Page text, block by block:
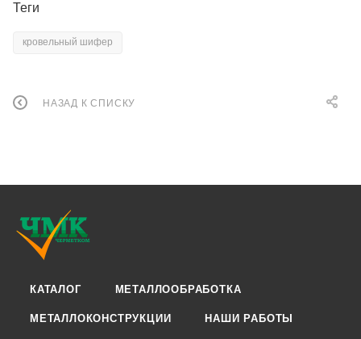
Теги
кровельный шифер
НАЗАД К СПИСКУ
КАТАЛОГ МЕТАЛЛООБРАБОТКА
МЕТАЛЛОКОНСТРУКЦИИ НАШИ РАБОТЫ